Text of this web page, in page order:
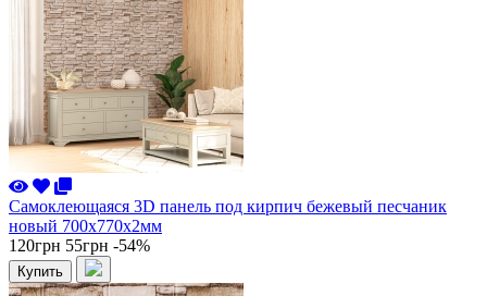
Самоклеющаяся 3D панель под кирпич бежевый песчаник
новый 700x770x2мм
120грн 55грн -54%
Купить